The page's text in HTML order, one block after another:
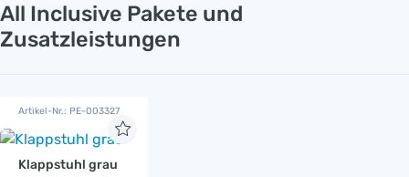
All Inclusive Pakete und
Zusatzleistungen
Artikel-Nr.: PE-003327
Klappstuhl grau